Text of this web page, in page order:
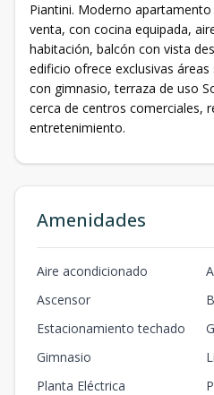
Piantini. Moderno
venta, con cocina equipada,
habitación, balcón con vista
edificio ofrece exclusivas
con gimnasio, terraza de uso
cerca de centros comerciales,
entretenimiento.
Amenidades
Aire acondicionado
Ascensor
Estacionamiento techado
Gimnasio
Planta Eléctrica